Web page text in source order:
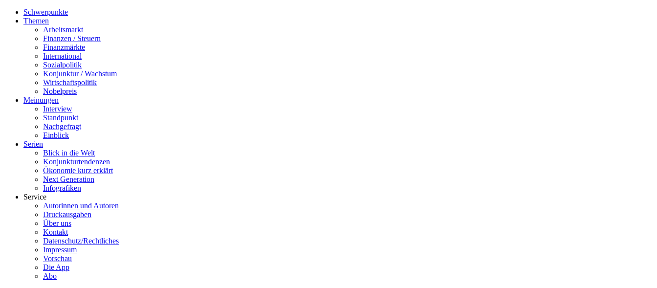
Schwerpunkte
Themen
Arbeitsmarkt
Finanzen / Steuern
Finanzmärkte
International
Sozialpolitik
Konjunktur / Wachstum
Wirtschaftspolitik
Nobelpreis
Meinungen
Interview
Standpunkt
Nachgefragt
Einblick
Serien
Blick in die Welt
Konjunkturtendenzen
Ökonomie kurz erklärt
Next Generation
Infografiken
Service
Autorinnen und Autoren
Druckausgaben
Über uns
Kontakt
Datenschutz/Rechtliches
Impressum
Vorschau
Die App
Abo